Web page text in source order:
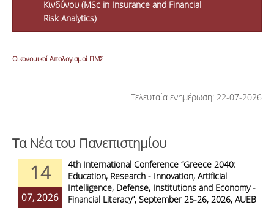
Κινδύνου (MSc in Insurance and Financial
Risk Analytics)
Οικονομικοί Απολογισμοί ΠΜΣ
Τελευταία ενημέρωση: 22-07-2026
Τα Νέα του Πανεπιστημίου
14
07, 2026
4th International Conference “Greece 2040:
Education, Research - Innovation, Artificial
Intelligence, Defense, Institutions and Economy -
Financial Literacy”, September 25-26, 2026, AUEB